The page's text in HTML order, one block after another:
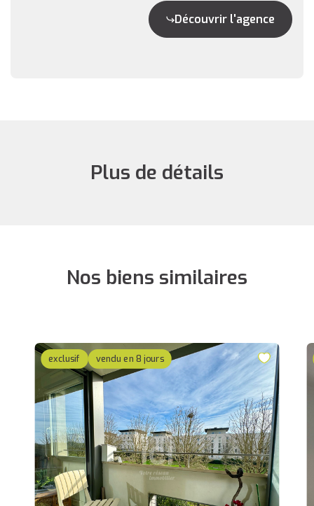
Découvrir l'agence
Plus de détails
Nos biens similaires
exclusif vendu en 8 jours